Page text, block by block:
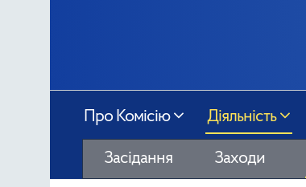
Про Комісію Діяльність
Засідання Заходи